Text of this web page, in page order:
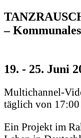
–
19. - 25. Juni
Multichannel-
täglich von
Ein Projekt im